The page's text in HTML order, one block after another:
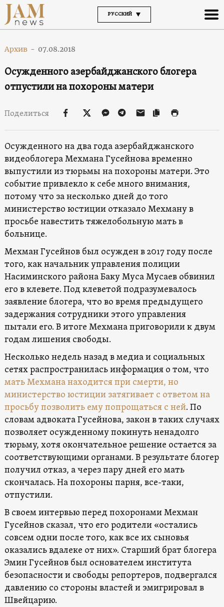
РУССКИЙ
Архив - 07.08.2018
Осужденного азербайджанского блогера
отпустили на похороны матери
Поделиться
Осужденного на два года азербайджанского
видеоблогера Мехмана Гусейнова временно
выпустили из тюрьмы на похороны матери. Это
событие привлекло к себе много внимания,
потому что за несколько дней до того
министерство юстиции отказало Мехману в
просьбе навестить тяжелобольную мать в
больнице.
Мехман Гусейнов был осужден в 2017 году после
того, как начальник управления полиции
Насиминского района Баку Муса Мусаев обвинил
его в клевете. Под клеветой подразумевалось
заявление блогера, что во время предыдущего
задержания сотрудники этого управления
пытали его. В итоге Мехмана приговорили к двум
годам лишения свободы.
Несколько недель назад в медиа и социальных
сетях распространилась информация о том, что
мать Мехмана находится при смерти, но
министерство юстиции затягивает с ответом на
просьбу позволить ему попрощаться с ней. По
словам адвоката Гусейнова, закон в таких случаях
позволяет осужденному покинуть ненадолго
тюрьму, хотя окончательное решение остается за
соответствующими органами. В результате блогер
получил отказ, а через пару дней его мать
скончалась. На похороны парня, все-таки,
отпустили.
В своем интервью перед похоронами Мехман
Гусейнов сказал, что его родители «остались
совсем одни после того, как все их сыновья
оказались вдалеке от них». Старший брат блогера
Эмин Гусейнов был основателем института
безопасности и свободы репортеров, подвергался
давлению со стороны властей и эмигрировал в
Швейцарию.